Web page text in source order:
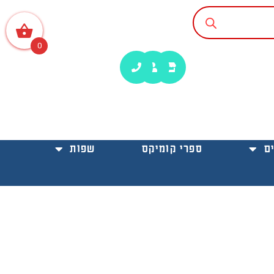
ספרי קומיקס
שפות
0